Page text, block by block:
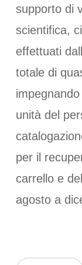
supporto di
scientifica,
effettuati
totale di
unità del
per il
carrello e
agosto a